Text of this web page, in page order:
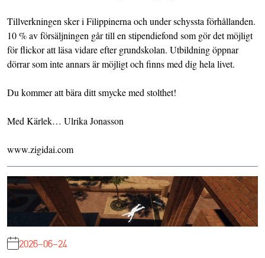
Tillverkningen sker i Filippinerna och under schyssta förhållanden.
10 % av försäljningen går till en stipendiefond som gör det möjligt
för flickor att läsa vidare efter grundskolan. Utbildning öppnar
dörrar som inte annars är möjligt och finns med dig hela livet.
Du kommer att bära ditt smycke med stolthet!
Med Kärlek… Ulrika Jonasson
www.zigidai.com
2026-06-24